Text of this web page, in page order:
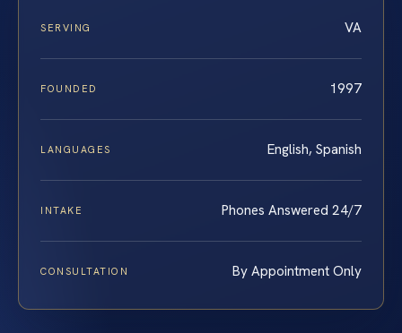
SERVING VA
FOUNDED 1997
LANGUAGES English, Spanish
INTAKE Phones Answered 24/7
CONSULTATION By Appointment Only